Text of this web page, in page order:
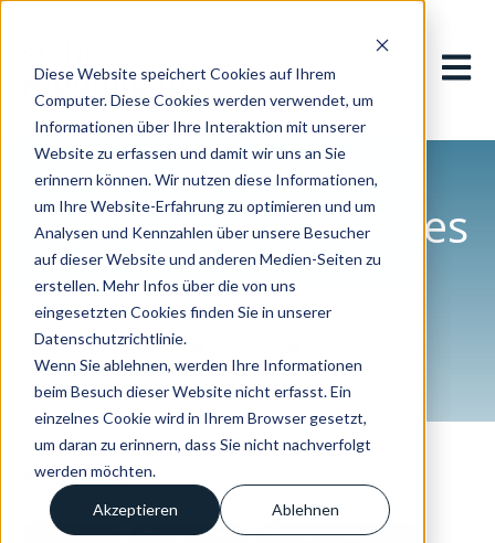
Diese Website speichert Cookies auf Ihrem
Computer. Diese Cookies werden verwendet, um
Informationen über Ihre Interaktion mit unserer
Website zu erfassen und damit wir uns an Sie
erinnern können. Wir nutzen diese Informationen,
um Ihre Website-Erfahrung zu optimieren und um
Analysen und Kennzahlen über unsere Besucher
auf dieser Website und anderen Medien-Seiten zu
erstellen. Mehr Infos über die von uns
eingesetzten Cookies finden Sie in unserer
Datenschutzrichtlinie.
Wenn Sie ablehnen, werden Ihre Informationen
beim Besuch dieser Website nicht erfasst. Ein
einzelnes Cookie wird in Ihrem Browser gesetzt,
um daran zu erinnern, dass Sie nicht nachverfolgt
werden möchten.
Akzeptieren Ablehnen
Provisur Technologies
Flawil | Schweiz
Teilen:
Ecopast